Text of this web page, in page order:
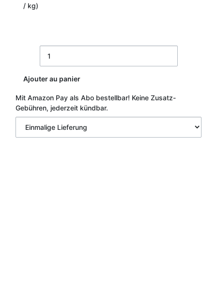
/ kg)
Ajouter au panier
Mit Amazon Pay als Abo bestellbar! Keine Zusatz-
Gebühren, jederzeit kündbar.